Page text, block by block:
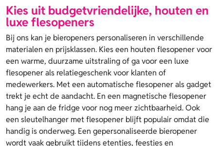
Kies uit budgetvriendelijke, houten en
luxe flesopeners
Bij ons kan je bieropeners personaliseren in verschillende
materialen en prijsklassen. Kies een houten flesopener voor
een warme, duurzame uitstraling of ga voor een luxe
flesopener als relatiegeschenk voor klanten of
medewerkers. Met een automatische flesopener als gadget
trekt je echt de aandacht. En een magnetische flesopener
hang je aan de fridge voor nog meer zichtbaarheid. Ook
een sleutelhanger met flesopener blijft populair omdat die
handig is onderweg. Een gepersonaliseerde bieropener
wordt vaak gebruikt tijdens etentjes, feestjes en